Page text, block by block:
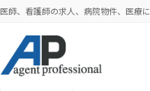
医師、看護師の求人、病院物件、医療